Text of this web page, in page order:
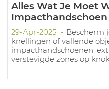
Alles Wat Je Moet
Impacthandschoen
29-Apr-2025
Bescherm
knellingen of vallende
impacthandschoenen:
verstevigde zones op